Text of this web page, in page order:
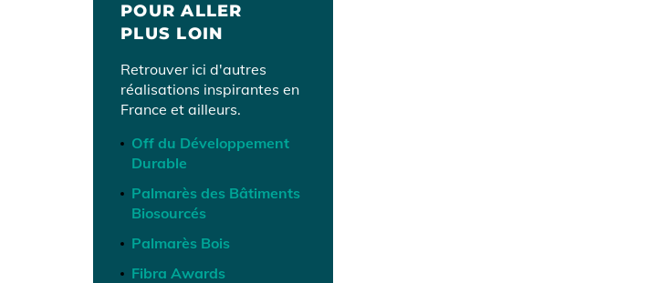
POUR ALLER
PLUS LOIN
Retrouver ici d'autres
réalisations inspirantes en
France et ailleurs.
Off du Développement
Durable
Palmarès des Bâtiments
Biosourcés
Palmarès Bois
Fibra Awards